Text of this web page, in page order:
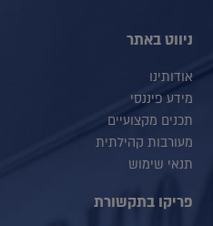
ניווט באתר
אודותינו
מידע פיננסי
תכנים מקצועיים
מעורבות קהילתית
תנאי שימוש
פריקו בתקשורת